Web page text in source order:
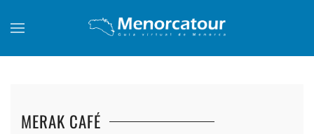
Skip to main content
MERAK CAFÉ